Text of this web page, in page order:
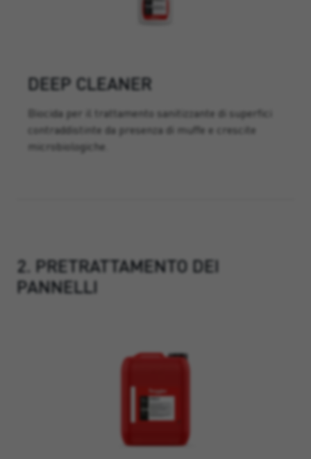
DEEP CLEANER
Biocida per il trattamento sanitizzante di superfici
contraddistinte da presenza di muffe e crescite
microbiologiche.
2. PRETRATTAMENTO DEI
PANNELLI